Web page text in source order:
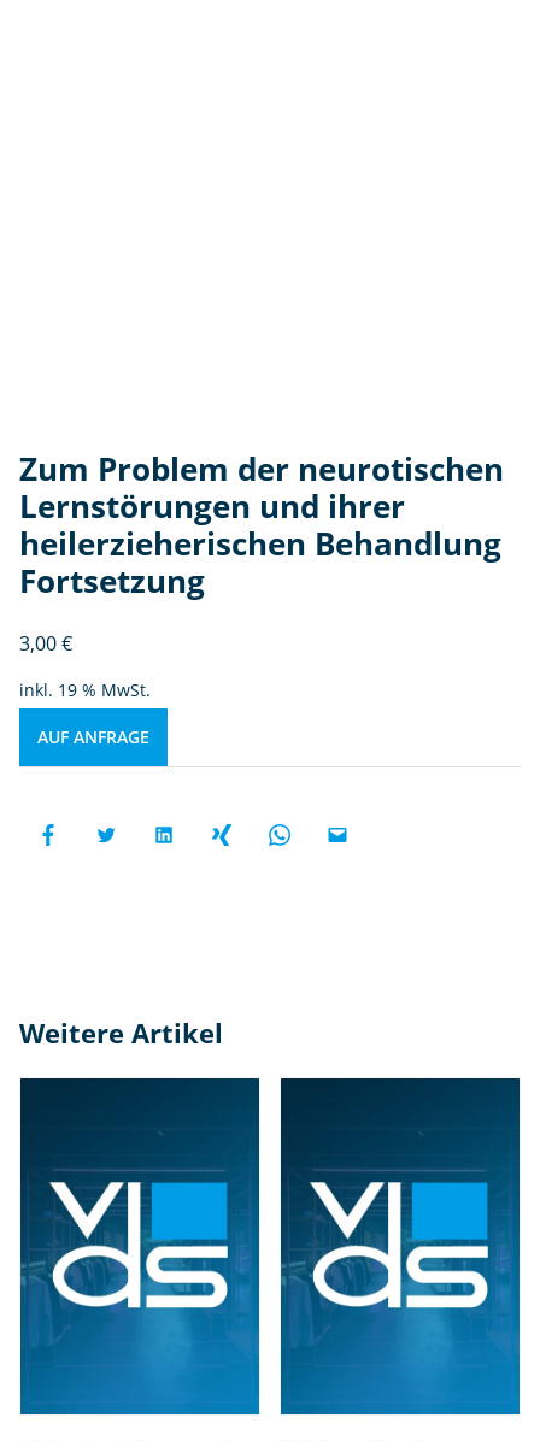
Zum Problem der neurotischen
Lernstörungen und ihrer
heilerzieherischen Behandlung
Fortsetzung
3,00€
inkl. 19 % MwSt.
AUF ANFRAGE
Weitere Artikel